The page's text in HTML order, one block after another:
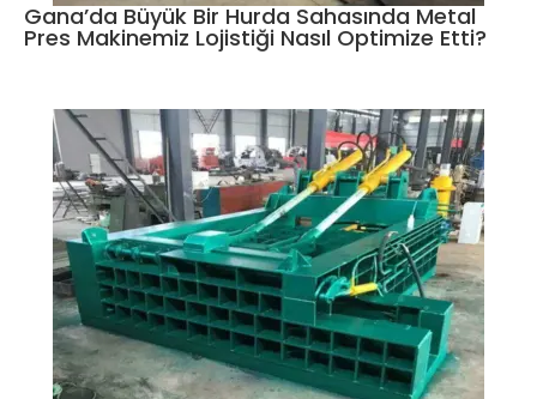
Gana’da Büyük Bir Hurda Sahasında Metal
Pres Makinemiz Lojistiği Nasıl Optimize Etti?